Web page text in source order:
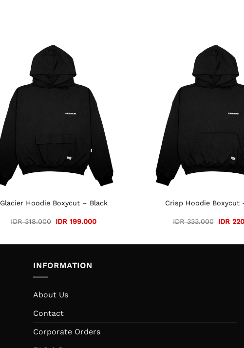
Glacier Hoodie Boxycut – Black
IDR318.000
Original
IDR 199.000Current
Crisp Hoodie Boxycut
IDR333.000
Original
IDR
INFORMATION
About Us
Contact
Corporate Orders